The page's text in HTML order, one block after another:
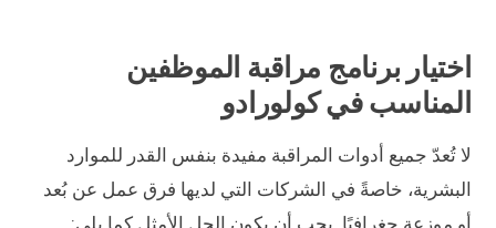
اختيار برنامج مراقبة الموظفين
المناسب في كولورادو
لا تُعدّ جميع أدوات المراقبة مفيدة بنفس القدر للموارد
البشرية، خاصةً في الشركات التي لديها فرق عمل عن بُعد
أو موزعة جغرافيًا. يجب أن يكون الحل الأمثل كما يلي: